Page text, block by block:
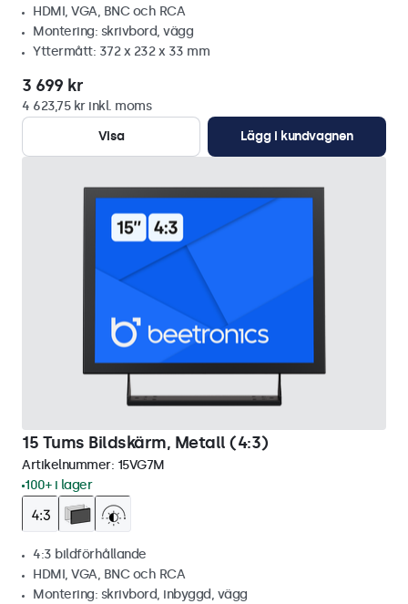
HDMI, VGA, BNC och RCA
Montering: skrivbord, vägg
Yttermått: 372 x 232 x 33 mm
3 699 kr
4 623,75 kr inkl. moms
Visa
Lägg i kundvagnen
15 Tums Bildskärm, Metall (4:3)
Artikelnummer: 15VG7M
100+ i lager
4:3 bildförhållande
HDMI, VGA, BNC och RCA
Montering: skrivbord, inbyggd, vägg